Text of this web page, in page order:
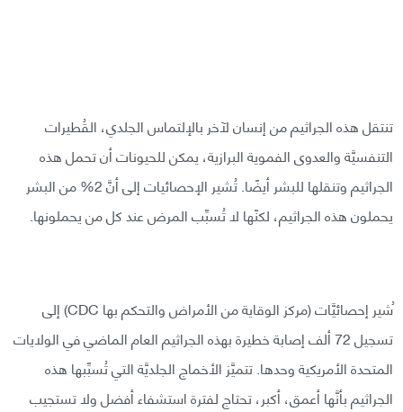
تنتقل هذه الجراثيم من إنسان لآخر بالإلتماس الجلدي، القُطيرات
التنفسيَّة والعدوى الفموية البرازية، يمكن للحيونات أن تحمل هذه
الجراثيم وتنقلها للبشر أيضًا. تُشير الإحصائيات إلى أنَّ 2% من البشر
يحملون هذه الجراثيم، لكنّها لا تُسبِّب المرض عند كل من يحملونها.
ُشير إحصائيَّات (مركز الوقاية من الأمراض والتحكم بها CDC) إلى
تسجيل 72 ألف إصابة خطيرة بهذه الجراثيم العام الماضي في الولايات
المتحدة الأمريكية وحدها. تتميَّز الأخماج الجلديَّة التي تُسبِّبها هذه
الجراثيم بأنَّها أعمق، أكبر، تحتاج لفترة استشفاء أفضل ولا تستجيب